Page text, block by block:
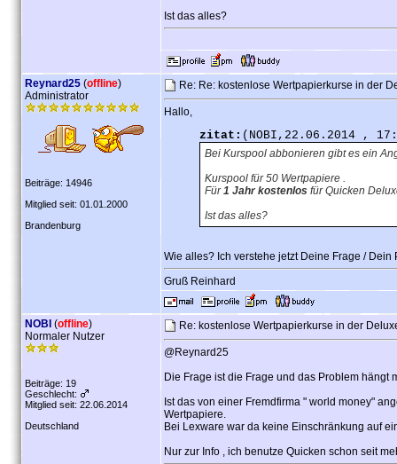
Ist das alles?
Reynard25 (offline)
Administrator
Beiträge: 14946
Mitglied seit: 01.01.2000
Brandenburg
Re: Re: kostenlose Wertpapierkurse in der
Hallo,
zitat: (NOBI,22.06.2014 ,
Bei Kurspool abbonieren gibt es ein
Kurspool für 50 Wertpapiere .
Für1 Jahr kostenlos für Quicken
Ist das alles?
Wie alles? Ich verstehe jetzt Deine Frage / Dein
Gruß Reinhard
NOBI (offline)
Normaler Nutzer
Beiträge: 19
Geschlecht:
Mitglied seit: 22.06.2014
Deutschland
Re: kostenlose Wertpapierkurse in der
@Reynard25
Die Frage ist die Frage und das Problem hängt
Ist das von einer Fremdfirma " world money"
Wertpapiere.
Bei Lexware war da keine Einschränkung auf
Nur zur Info , ich benutze Quicken schon seit